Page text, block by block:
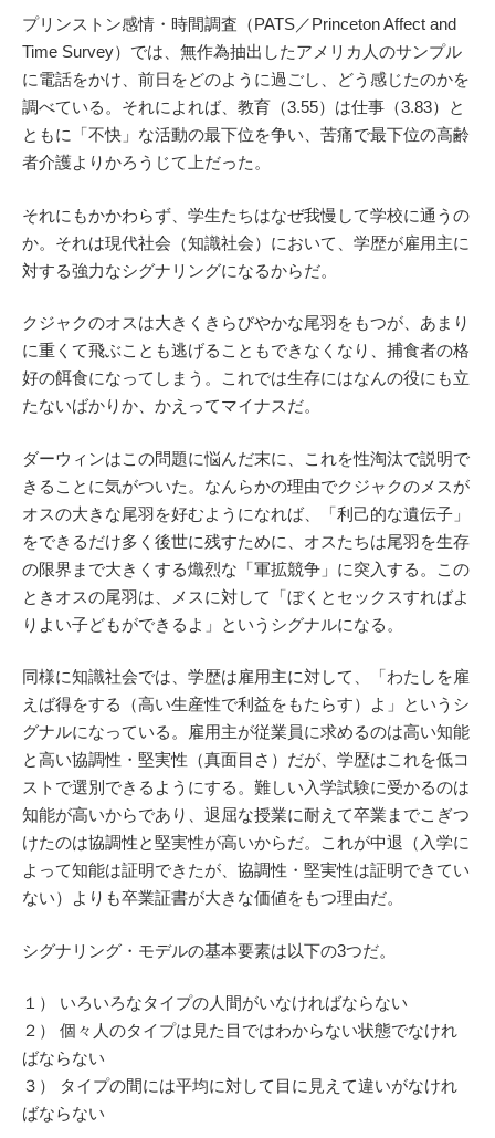
プリンストン感情・時間調査（PATS／Princeton Affect and
Time Survey）では、無作為抽出したアメリカ人のサンプル
に電話をかけ、前日をどのように過ごし、どう感じたのかを
調べている。それによれば、教育（3.55）は仕事（3.83）と
ともに「不快」な活動の最下位を争い、苦痛で最下位の高齢
者介護よりかろうじて上だった。
それにもかかわらず、学生たちはなぜ我慢して学校に通うの
か。それは現代社会（知識社会）において、学歴が雇用主に
対する強力なシグナリングになるからだ。
クジャクのオスは大きくきらびやかな尾羽をもつが、あまり
に重くて飛ぶことも逃げることもできなくなり、捕食者の格
好の餌食になってしまう。これでは生存にはなんの役にも立
たないばかりか、かえってマイナスだ。
ダーウィンはこの問題に悩んだ末に、これを性淘汰で説明で
きることに気がついた。なんらかの理由でクジャクのメスが
オスの大きな尾羽を好むようになれば、「利己的な遺伝子」
をできるだけ多く後世に残すために、オスたちは尾羽を生存
の限界まで大きくする熾烈な「軍拡競争」に突入する。この
ときオスの尾羽は、メスに対して「ぼくとセックスすればよ
りよい子どもができるよ」というシグナルになる。
同様に知識社会では、学歴は雇用主に対して、「わたしを雇
えば得をする（高い生産性で利益をもたらす）よ」というシ
グナルになっている。雇用主が従業員に求めるのは高い知能
と高い協調性・堅実性（真面目さ）だが、学歴はこれを低コ
ストで選別できるようにする。難しい入学試験に受かるのは
知能が高いからであり、退屈な授業に耐えて卒業までこぎつ
けたのは協調性と堅実性が高いからだ。これが中退（入学に
よって知能は証明できたが、協調性・堅実性は証明できてい
ない）よりも卒業証書が大きな価値をもつ理由だ。
シグナリング・モデルの基本要素は以下の3つだ。
１） いろいろなタイプの人間がいなければならない
２） 個々人のタイプは見た目ではわからない状態でなけれ
ばならない
３） タイプの間には平均に対して目に見えて違いがなけれ
ばならない